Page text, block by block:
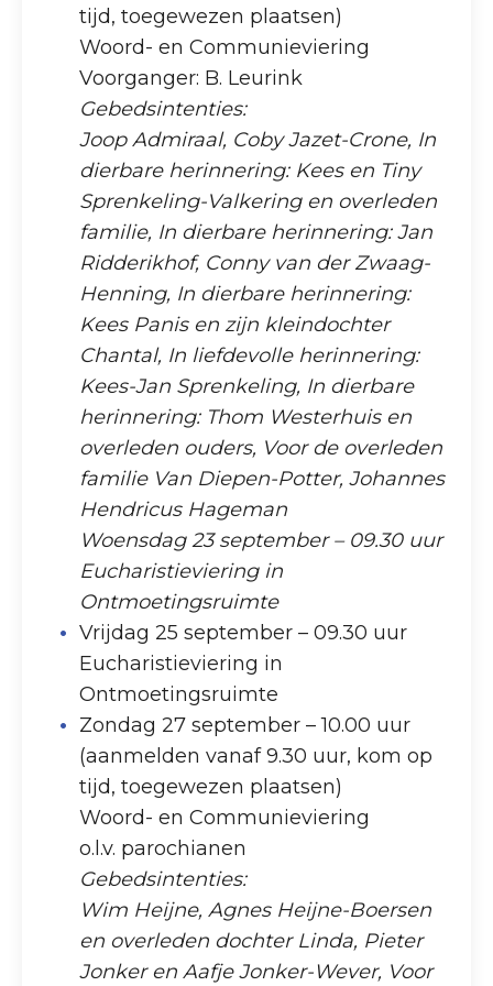
tijd, toegewezen plaatsen)
Woord- en Communieviering
Voorganger: B. Leurink
Gebedsintenties:
Joop Admiraal, Coby Jazet-Crone, In
dierbare herinnering: Kees en Tiny
Sprenkeling-Valkering en overleden
familie, In dierbare herinnering: Jan
Ridderikhof, Conny van der Zwaag-
Henning, In dierbare herinnering:
Kees Panis en zijn kleindochter
Chantal, In liefdevolle herinnering:
Kees-Jan Sprenkeling, In dierbare
herinnering: Thom Westerhuis en
overleden ouders, Voor de overleden
familie Van Diepen-Potter, Johannes
Hendricus Hageman
Woensdag 23 september – 09.30 uur
Eucharistieviering in
Ontmoetingsruimte
Vrijdag 25 september – 09.30 uur
Eucharistieviering in
Ontmoetingsruimte
Zondag 27 september – 10.00 uur
(aanmelden vanaf 9.30 uur, kom op
tijd, toegewezen plaatsen)
Woord- en Communieviering
o.l.v. parochianen
Gebedsintenties:
Wim Heijne, Agnes Heijne-Boersen
en overleden dochter Linda, Pieter
Jonker en Aafje Jonker-Wever, Voor